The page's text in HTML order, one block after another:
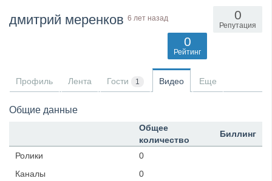
дмитрий меренков 6 лет назад 0
Репутация
0
Рейтинг
Профиль Лента Гости 1 Видео Еще
Общие данные
Общее
количество
Биллинг
Ролики
0
Каналы
0